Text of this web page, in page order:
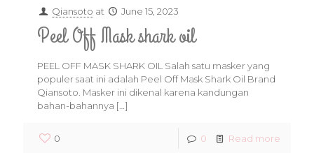
Qiansoto at June 15, 2023
Peel Off Mask shark oil
PEEL OFF MASK SHARK OIL Salah satu masker yang
populer saat ini adalah Peel Off Mask Shark Oil Brand
Qiansoto. Masker ini dikenal karena kandungan
bahan-bahannya […]
0 0 Read more